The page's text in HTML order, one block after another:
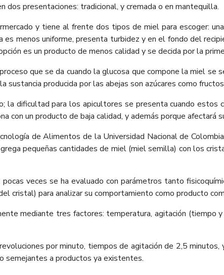
dos presentaciones: tradicional, y cremada o en mantequilla.
y tiene al frente dos tipos de miel para escoger:
menos uniforme, presenta turbidez y en el fondo del
es un producto de menos calidad y se decida por la
que se da cuando la glucosa que compone la miel
sustancia producida por las abejas son azúcares como
la dificultad para los apicultores se presenta cuando estos
con un producto de baja calidad, y además porque afectará
de Alimentos de la Universidad Nacional de
pequeñas cantidades de miel (miel semilla) con los
veces se ha evaluado con parámetros tanto
cristal) para analizar su comportamiento como producto
mediante tres factores: temperatura, agitación (tiempo
por minuto, tiempos de agitación de 2,5
semejantes a productos ya existentes.